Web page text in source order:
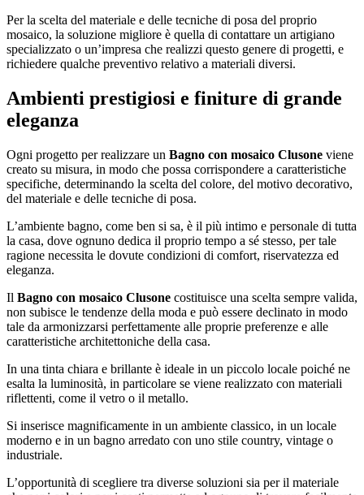
Per la scelta del materiale e delle tecniche di posa del proprio
mosaico, la soluzione migliore è quella di contattare un artigiano
specializzato o un’impresa che realizzi questo genere di progetti, e
richiedere qualche preventivo relativo a materiali diversi.
Ambienti prestigiosi e finiture di grande
eleganza
Ogni progetto per realizzare un Bagno con mosaico Clusone viene
creato su misura, in modo che possa corrispondere a caratteristiche
specifiche, determinando la scelta del colore, del motivo decorativo,
del materiale e delle tecniche di posa.
L’ambiente bagno, come ben si sa, è il più intimo e personale di tutta
la casa, dove ognuno dedica il proprio tempo a sé stesso, per tale
ragione necessita le dovute condizioni di comfort, riservatezza ed
eleganza.
Il Bagno con mosaico Clusone costituisce una scelta sempre valida,
non subisce le tendenze della moda e può essere declinato in modo
tale da armonizzarsi perfettamente alle proprie preferenze e alle
caratteristiche architettoniche della casa.
In una tinta chiara e brillante è ideale in un piccolo locale poiché ne
esalta la luminosità, in particolare se viene realizzato con materiali
riflettenti, come il vetro o il metallo.
Si inserisce magnificamente in un ambiente classico, in un locale
moderno e in un bagno arredato con uno stile country, vintage o
industriale.
L’opportunità di scegliere tra diverse soluzioni sia per il materiale